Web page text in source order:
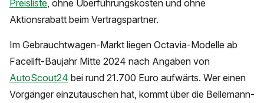
Preisliste, ohne Überführungskosten und ohne
Aktionsrabatt beim Vertragspartner.
Im Gebrauchtwagen-Markt liegen Octavia-Modelle ab
Facelift-Baujahr Mitte 2024 nach Angaben von
AutoScout24 bei rund 21.700 Euro aufwärts. Wer einen
Vorgänger einzutauschen hat, kommt über die Bellemann-